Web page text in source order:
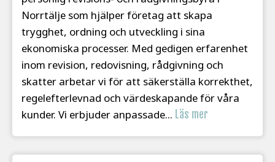
Norrtälje som hjälper företag att skapa
trygghet, ordning och utveckling i sina
ekonomiska processer. Med gedigen erfarenhet
inom revision, redovisning, rådgivning och
skatter arbetar vi för att säkerställa korrekthet,
regelefterlevnad och värdeskapande för våra
kunder. Vi erbjuder anpassade... Läs mer